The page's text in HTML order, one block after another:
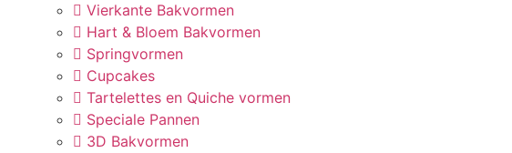
Vierkante Bakvormen
Hart & Bloem Bakvormen
Springvormen
Cupcakes
Tartelettes en Quiche vormen
Speciale Pannen
3D Bakvormen